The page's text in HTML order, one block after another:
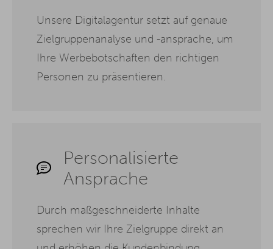
Unsere Digitalagentur setzt auf genaue
Zielgruppenanalyse und -ansprache, um
Ihre Werbebotschaften den richtigen
Personen zu präsentieren.
Personalisierte
Ansprache
Durch maßgeschneiderte Inhalte
sprechen wir Ihre Zielgruppe direkt an